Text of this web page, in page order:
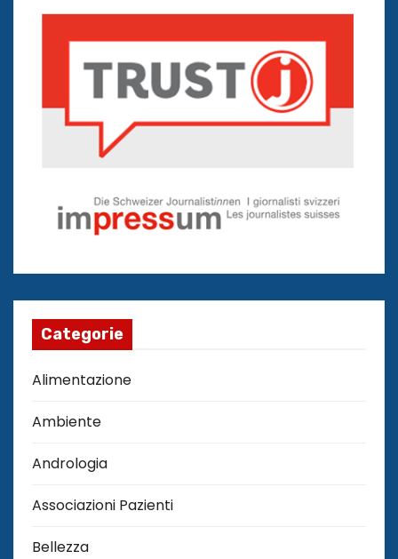
Categorie
Alimentazione
Ambiente
Andrologia
Associazioni Pazienti
Bellezza